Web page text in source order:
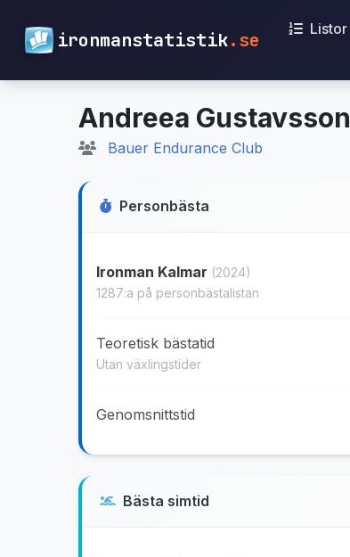
ironmanstatistik.se
Listor
Andreea Gustavsson
Bauer Endurance Club
Personbästa
Ironman Kalmar (2024)
1287:a på personbästalistan
Teoretisk bästatid
Utan växlingstider
Genomsnittstid
Bästa simtid